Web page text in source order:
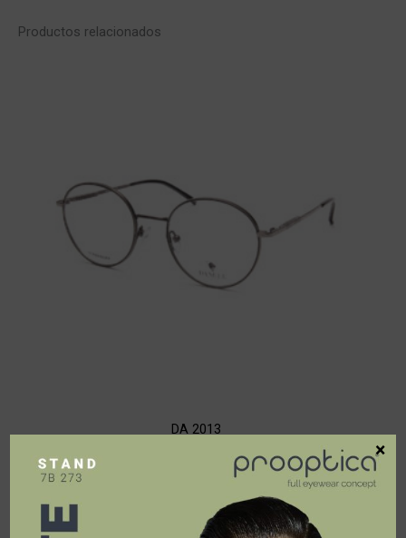
Productos relacionados
DA 2013
×